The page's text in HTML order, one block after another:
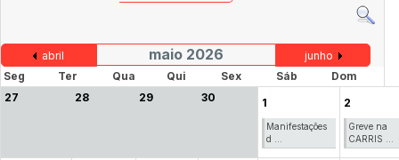
abril maio 2026
junho
Seg
Ter Qua Qui Sex Sáb
Dom
27
28 29 30 1
Manifestações
d ...
2
Greve na
CARRIS ...